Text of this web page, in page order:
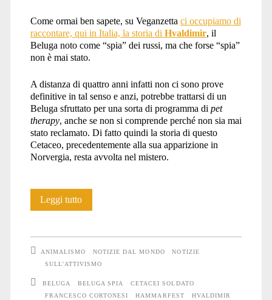
Come ormai ben sapete, su Veganzetta ci occupiamo di
raccontare, qui in Italia, la storia di Hvaldimir, il
Beluga noto come “spia” dei russi, ma che forse “spia”
non è mai stato.
A distanza di quattro anni infatti non ci sono prove
definitive in tal senso e anzi, potrebbe trattarsi di un
Beluga sfruttato per una sorta di programma di pet
therapy, anche se non si comprende perché non sia mai
stato reclamato. Di fatto quindi la storia di questo
Cetaceo, precedentemente alla sua apparizione in
Norvergia, resta avvolta nel mistero.
Leggi tuttoHvaldimir
e
corre
ANIMALISMO NOTIZIE DAL MONDO
NOTIZIE
SULL'ATTIVISMO
BELUGA BELUGA SPIA
CETACEI SOLDATO
FRANCESCO CORTONESI
HAMMARFEST HVALDIMIR